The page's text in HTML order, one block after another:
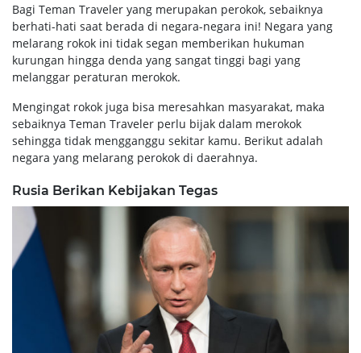
Bagi Teman Traveler yang merupakan perokok, sebaiknya
berhati-hati saat berada di negara-negara ini! Negara yang
melarang rokok ini tidak segan memberikan hukuman
kurungan hingga denda yang sangat tinggi bagi yang
melanggar peraturan merokok.
Mengingat rokok juga bisa meresahkan masyarakat, maka
sebaiknya Teman Traveler perlu bijak dalam merokok
sehingga tidak mengganggu sekitar kamu. Berikut adalah
negara yang melarang perokok di daerahnya.
Rusia Berikan Kebijakan Tegas